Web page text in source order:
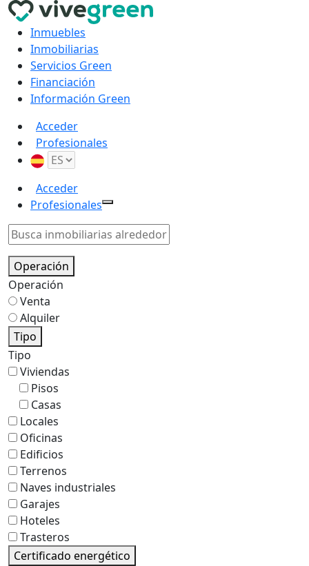
Inmuebles
Inmobiliarias
Servicios Green
Financiación
Información Green
Acceder
Profesionales
Acceder
Profesionales
Operación
Operación
Venta
Alquiler
Tipo
Tipo
Viviendas
Pisos
Casas
Locales
Oficinas
Edificios
Terrenos
Naves industriales
Garajes
Hoteles
Trasteros
Certificado energético